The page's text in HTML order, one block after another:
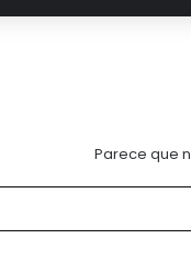
Parece que